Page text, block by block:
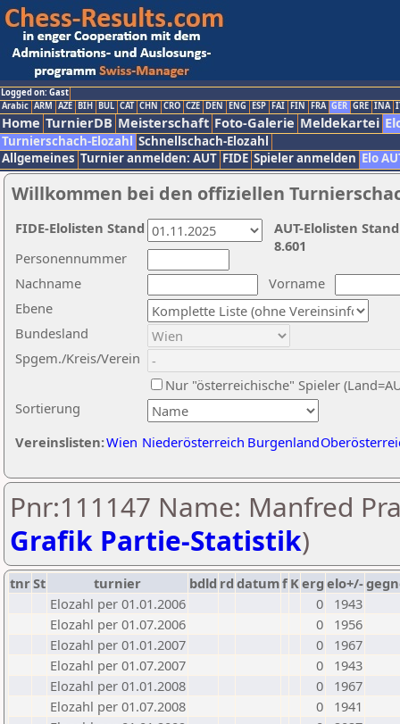
Logged on: Gast
Arabic ARM AZE BIH BUL CAT CHN CRO CZE DEN ENG ESP FAI FIN FRA GER GRE INA
Home TurnierDB Meisterschaft Foto-Galerie Meldekartei
Turnierschach-Elozahl Schnellschach-Elozahl
Allgemeines Turnier anmelden: AUT FIDE Spieler anmelden Elo
Willkommen bei den offiziellen
Nachname
Vorname
Ebene
Sortierung
Personennummer
Bundesland
Spgem./Kreis/Verein
Nur "österreichische" Spieler
Vereinslisten:Wien Niederösterreich Burgenland
AUT-Elolisten
8.601
FIDE-Elolisten Stand
Pnr:111147 Name: Manfred
Grafik Partie-Statistik)
tnrSt turnier bdld rd datumf Kerg elo+/-
Elozahl per 01.01.2006
0
1943
Elozahl per 01.07.2006
0
1956
Elozahl per 01.01.2007
0
1967
Elozahl per 01.07.2007
0
1943
Elozahl per 01.01.2008
0
1967
Elozahl per 01.07.2008
0
1941